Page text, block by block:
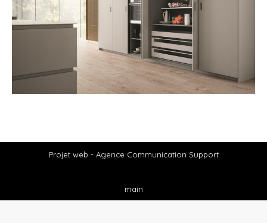
Projet web - Agence Communication Support
main